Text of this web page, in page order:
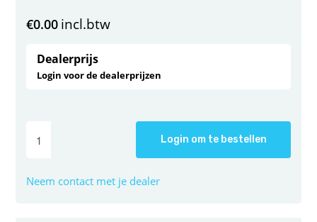
€0.00 incl.btw
Dealerprijs
Login voor de dealerprijzen
Login om te bestellen
Neem contact met je dealer